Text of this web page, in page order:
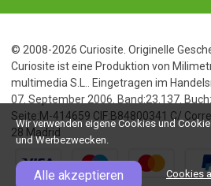
© 2008-2026 Curiosite. Originelle
Curiosite ist eine Produktion von
multimedia S.L.. Eingetragen im
07. September 2006. Band:23.137.
Seite:M-414659 CIF:B84800341 C/
28 Madrid
Wir verwenden eigene Cookies und
und Werbezwecken.
Alle akzeptieren Cookies